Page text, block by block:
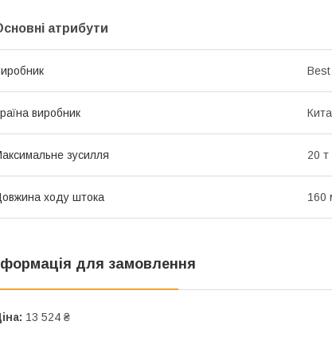
атрибути
Best
виробник
зусилля 20 т
ходу штока 160
для замовлення
13 524 ₴